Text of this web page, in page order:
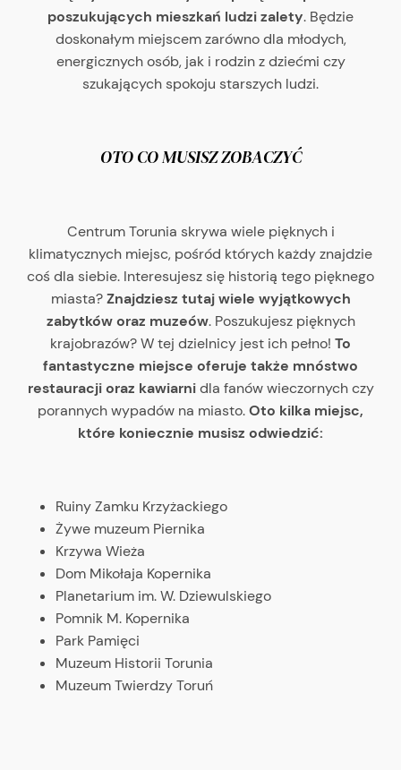
poszukujących mieszkań ludzi zalety. Będzie
doskonałym miejscem zarówno dla młodych,
energicznych osób, jak i rodzin z dziećmi czy
szukających spokoju starszych ludzi.
OTO CO MUSISZ ZOBACZYĆ
Centrum Torunia skrywa wiele pięknych i
klimatycznych miejsc, pośród których każdy znajdzie
coś dla siebie. Interesujesz się historią tego pięknego
miasta?Znajdziesz tutaj wiele wyjątkowych
zabytków oraz muzeów. Poszukujesz pięknych
krajobrazów? W tej dzielnicy jest ich pełno! To
fantastyczne miejsce oferuje także mnóstwo
restauracji oraz kawiarnidla fanów wieczornych czy
porannych wypadów na miasto.Oto kilka miejsc,
które koniecznie musisz odwiedzić:
Ruiny Zamku Krzyżackiego
Żywe muzeum Piernika
Krzywa Wieża
Dom Mikołaja Kopernika
Planetarium im. W. Dziewulskiego
Pomnik M. Kopernika
Park Pamięci
Muzeum Historii Torunia
Muzeum Twierdzy Toruń